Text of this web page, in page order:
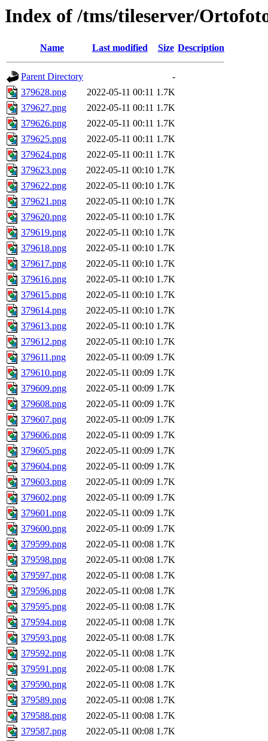
Index of /tms/tileserver/
Name Last modified Size Description
Parent Directory
-
379628.png
2022-05-11 00:11 1.7K
379627.png
2022-05-11 00:11 1.7K
379626.png
2022-05-11 00:11 1.7K
379625.png
2022-05-11 00:11 1.7K
379624.png
2022-05-11 00:11 1.7K
379623.png
2022-05-11 00:10 1.7K
379622.png
2022-05-11 00:10 1.7K
379621.png
2022-05-11 00:10 1.7K
379620.png
2022-05-11 00:10 1.7K
379619.png
2022-05-11 00:10 1.7K
379618.png
2022-05-11 00:10 1.7K
379617.png
2022-05-11 00:10 1.7K
379616.png
2022-05-11 00:10 1.7K
379615.png
2022-05-11 00:10 1.7K
379614.png
2022-05-11 00:10 1.7K
379613.png
2022-05-11 00:10 1.7K
379612.png
2022-05-11 00:10 1.7K
379611.png
2022-05-11 00:09 1.7K
379610.png
2022-05-11 00:09 1.7K
379609.png
2022-05-11 00:09 1.7K
379608.png
2022-05-11 00:09 1.7K
379607.png
2022-05-11 00:09 1.7K
379606.png
2022-05-11 00:09 1.7K
379605.png
2022-05-11 00:09 1.7K
379604.png
2022-05-11 00:09 1.7K
379603.png
2022-05-11 00:09 1.7K
379602.png
2022-05-11 00:09 1.7K
379601.png
2022-05-11 00:09 1.7K
379600.png
2022-05-11 00:09 1.7K
379599.png
2022-05-11 00:08 1.7K
379598.png
2022-05-11 00:08 1.7K
379597.png
2022-05-11 00:08 1.7K
379596.png
2022-05-11 00:08 1.7K
379595.png
2022-05-11 00:08 1.7K
379594.png
2022-05-11 00:08 1.7K
379593.png
2022-05-11 00:08 1.7K
379592.png
2022-05-11 00:08 1.7K
379591.png
2022-05-11 00:08 1.7K
379590.png
2022-05-11 00:08 1.7K
379589.png
2022-05-11 00:08 1.7K
379588.png
2022-05-11 00:08 1.7K
379587.png
2022-05-11 00:08 1.7K